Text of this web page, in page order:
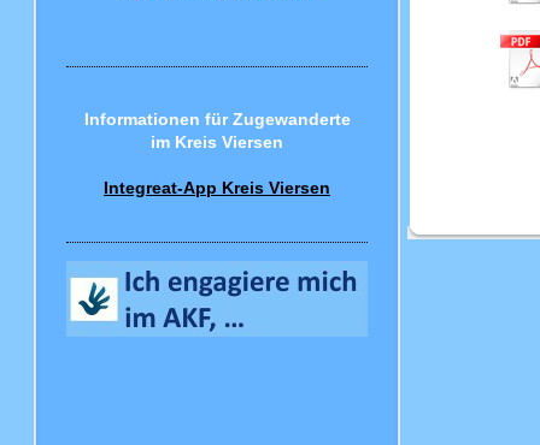
Informationen für Zugewanderte
im Kreis Viersen
Integreat-App Kreis Viersen